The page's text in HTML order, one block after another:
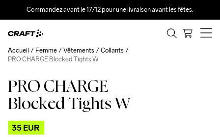
Commandez avant le 17/12 pour une livraison avant les fêtes.
PRO CHARGE
Blocked Tights W
35 EUR
Accueil Femme Vêtements
Collants
PRO CHARGE Blocked Tights W
Outlet